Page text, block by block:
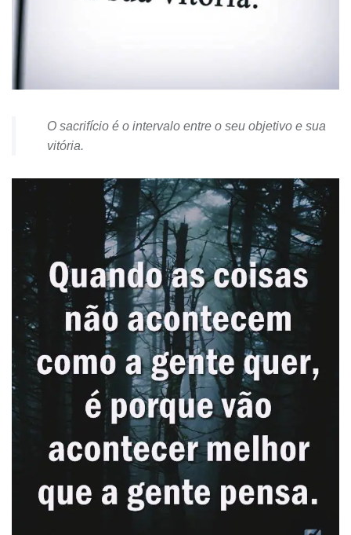
O sacrifício é o intervalo entre o seu objetivo e sua
vitória.